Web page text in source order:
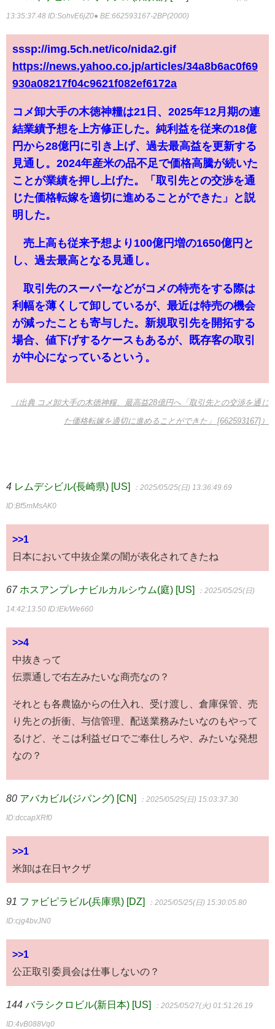
13:35:37.48 ID:SohvE6jZ0● BE:662593167-2BP(2000)
sssp://img.5ch.net/ico/nida2.gif
https://news.yahoo.co.jp/articles/34a8b6ac0f69
930a08217f04c9621f082ef6172a
コメ卸大手の木徳神糧は21日、2025年12月期の連
結業績予想を上方修正した。純利益を従来の18億
円から28億円に引き上げ、過去最高益を更新する
見通し。2024年産米の品不足で価格高騰が続いた
ことが業績を押し上げた。「取引先との交渉を通
じた価格転嫁を適切に進めることができた」と説
明した。
売上高も従来予想より100億円増の1650億円と
し、過去最高となる見通し。
取引先のスーパーなどがコメの特売をする際は
利幅を薄くして卸しているが、最近は特売の機会
が減ったことも寄与した。新規取引先を開拓する
場合、値下げするケースもあるが、既存客の取引
が中心になっているという。
（出典 コメ卸大手の木徳神糧、最高益28億円へ「取引先との交渉を通じ
た価格転嫁を適切に進めることができた」 [662593167]）
4 レムデシビル(長崎県) [US] ：2025/05/25(日) 13:36:49.69
ID:Bf5mMsAK0
>>1
日本において中抜企業の闇が表化されてきたね
67 ホスアンプレナビルカルシウム(庭) [US] ：2025/05/25(日)
14:42:13.50 ID:lEk/We660
>>4
中抜きって
伝票通しで右左みたいな商売なの？
それとも各農協からの仕入れ、受け渡し、倉庫保管、売
り先との折衝、与信管理、配送業務みたいなのもやって
るけど、そこは利益ゼロでご奉仕しろや、みたいな発想
なの？
80 アバカビル(ジパング) [CN] ：2025/05/25(日) 15:03:37.30
ID:dccapXRf0
>>1
米卸は在日ヤクザ
91 ファビピラビル(兵庫県) [DZ] ：2025/05/25(日) 15:30:05.80
ID:cjg4bvJN0
>>1
公正取引委員会は仕事しないの？
144 バラシクロビル(新日本) [US] ：2025/05/27(火) 01:51:26.19
ID:4vB088Vq0